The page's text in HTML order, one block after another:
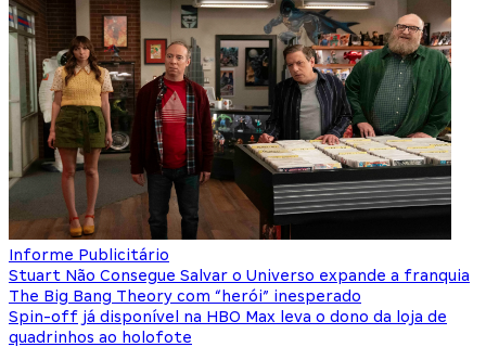
Informe Publicitário
Stuart Não Consegue Salvar o Universo expande a franquia
The Big Bang Theory com “herói” inesperado
Spin-off já disponível na HBO Max leva o dono da loja de
quadrinhos ao holofote